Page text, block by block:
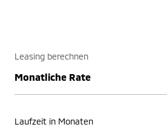
Leasing berechnen
Monatliche Rate
Laufzeit in Monaten